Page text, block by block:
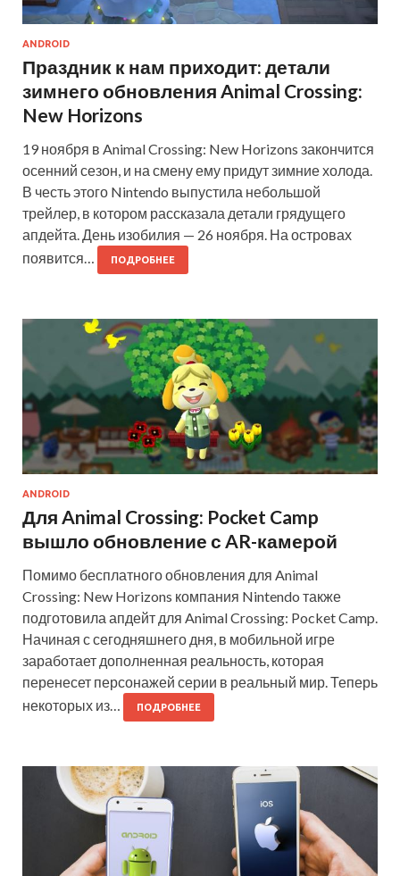
ANDROID
Праздник к нам приходит: детали
зимнего обновления Animal Crossing:
New Horizons
19 ноября в Animal Crossing: New Horizons закончится
осенний сезон, и на смену ему придут зимние холода.
В честь этого Nintendo выпустила небольшой
трейлер, в котором рассказала детали грядущего
апдейта. День изобилия — 26 ноября. На островах
появится…
ПОДРОБНЕЕ
ANDROID
Для Animal Crossing: Pocket Camp
вышло обновление с AR-камерой
Помимо бесплатного обновления для Animal
Crossing: New Horizons компания Nintendo также
подготовила апдейт для Animal Crossing: Pocket Camp.
Начиная с сегодняшнего дня, в мобильной игре
заработает дополненная реальность, которая
перенесет персонажей серии в реальный мир. Теперь
некоторых из…
ПОДРОБНЕЕ